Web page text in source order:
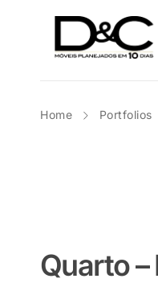
Home Portfolios
Quarto –